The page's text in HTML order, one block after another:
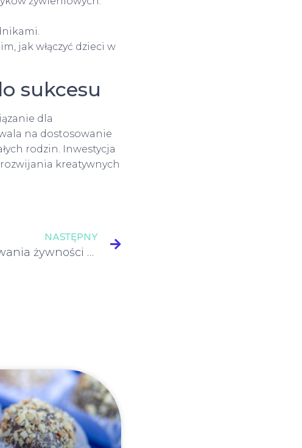
jak włączyć dzieci w
sukcesu
dla
na dostosowanie
rodzin. Inwestycja
kreatywnych
NASTĘPNY
Zasady przechowywania żywności w gastronomii